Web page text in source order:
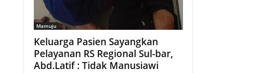
Mamuju
Keluarga Pasien Sayangkan
Pelayanan RS Regional Sul-bar,
Abd.Latif : Tidak Manusiawi